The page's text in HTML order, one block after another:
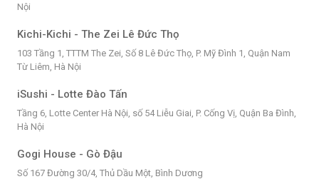
Nội
Kichi-Kichi - The Zei Lê Đức Thọ
103 Tầng 1, TTTM The Zei, Số 8 Lê Đức Thọ, P. Mỹ Đình 1, Quận Nam
Từ Liêm, Hà Nội
iSushi - Lotte Đào Tấn
Tầng 6, Lotte Center Hà Nội, số 54 Liễu Giai, P. Cống Vị, Quận Ba Đình,
Hà Nội
Gogi House - Gò Đậu
Số 167 Đường 30/4, Thủ Dầu Một, Bình Dương